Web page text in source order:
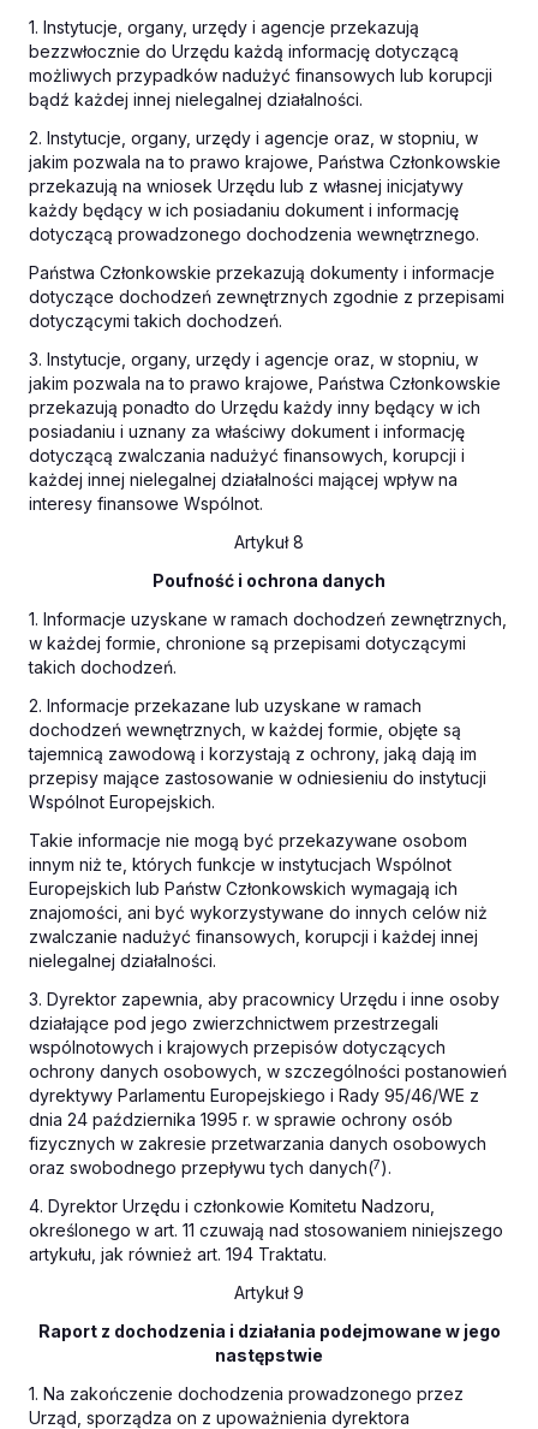
1. Instytucje, organy, urzędy i agencje przekazują
bezzwłocznie do Urzędu każdą informację dotyczącą
możliwych przypadków nadużyć finansowych lub korupcji
bądź każdej innej nielegalnej działalności.
2. Instytucje, organy, urzędy i agencje oraz, w stopniu, w
jakim pozwala na to prawo krajowe, Państwa Członkowskie
przekazują na wniosek Urzędu lub z własnej inicjatywy
każdy będący w ich posiadaniu dokument i informację
dotyczącą prowadzonego dochodzenia wewnętrznego.
Państwa Członkowskie przekazują dokumenty i informacje
dotyczące dochodzeń zewnętrznych zgodnie z przepisami
dotyczącymi takich dochodzeń.
3. Instytucje, organy, urzędy i agencje oraz, w stopniu, w
jakim pozwala na to prawo krajowe, Państwa Członkowskie
przekazują ponadto do Urzędu każdy inny będący w ich
posiadaniu i uznany za właściwy dokument i informację
dotyczącą zwalczania nadużyć finansowych, korupcji i
każdej innej nielegalnej działalności mającej wpływ na
interesy finansowe Wspólnot.
Artykuł 8
Poufność i ochrona danych
1. Informacje uzyskane w ramach dochodzeń zewnętrznych,
w każdej formie, chronione są przepisami dotyczącymi
takich dochodzeń.
2. Informacje przekazane lub uzyskane w ramach
dochodzeń wewnętrznych, w każdej formie, objęte są
tajemnicą zawodową i korzystają z ochrony, jaką dają im
przepisy mające zastosowanie w odniesieniu do instytucji
Wspólnot Europejskich.
Takie informacje nie mogą być przekazywane osobom
innym niż te, których funkcje w instytucjach Wspólnot
Europejskich lub Państw Członkowskich wymagają ich
znajomości, ani być wykorzystywane do innych celów niż
zwalczanie nadużyć finansowych, korupcji i każdej innej
nielegalnej działalności.
3. Dyrektor zapewnia, aby pracownicy Urzędu i inne osoby
działające pod jego zwierzchnictwem przestrzegali
wspólnotowych i krajowych przepisów dotyczących
ochrony danych osobowych, w szczególności postanowień
dyrektywy Parlamentu Europejskiego i Rady 95/46/WE z
dnia 24 października 1995 r. w sprawie ochrony osób
fizycznych w zakresie przetwarzania danych osobowych
oraz swobodnego przepływu tych danych(7).
4. Dyrektor Urzędu i członkowie Komitetu Nadzoru,
określonego w art. 11 czuwają nad stosowaniem niniejszego
artykułu, jak również art. 194 Traktatu.
Artykuł 9
Raport z dochodzenia i działania podejmowane w jego
następstwie
1. Na zakończenie dochodzenia prowadzonego przez
Urząd, sporządza on z upoważnienia dyrektora